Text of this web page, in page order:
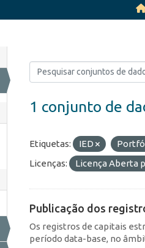
1 conjunto de
Etiquetas: IED
Licenças:
Licença Aberta
Publicação dos
Os registros de capitais
período data-base, no